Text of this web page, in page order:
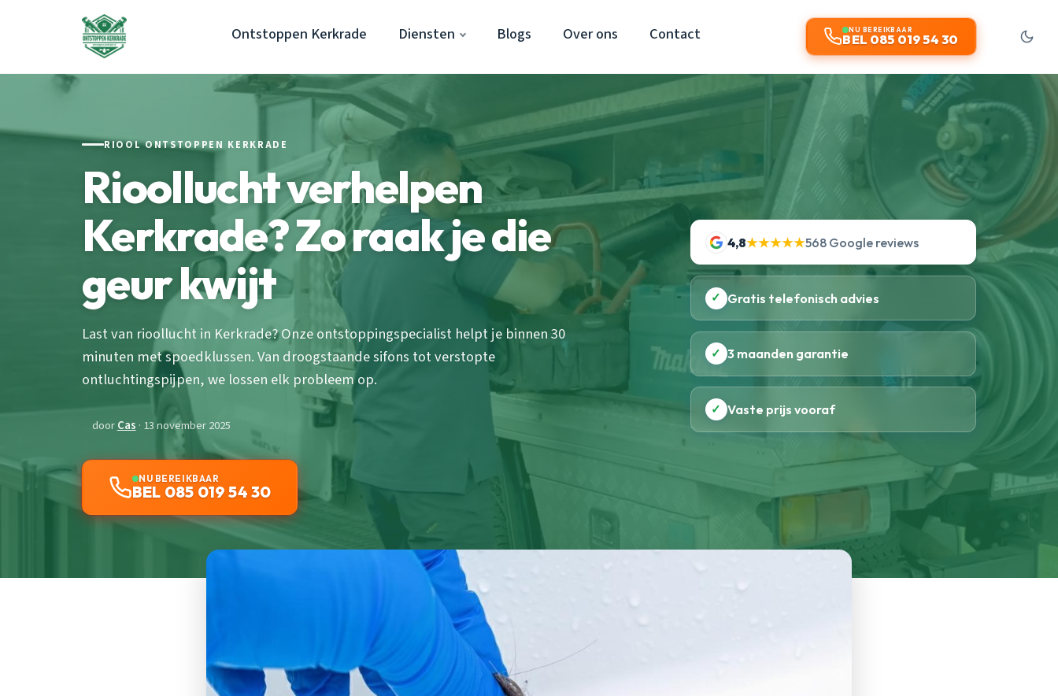
Ontstoppen Kerkrade Diensten Blogs Over ons Contact NU BEREIKBAAR
BEL 085 019 54 30
RIOOL ONTSTOPPEN KERKRADE
Rioollucht verhelpen
Kerkrade? Zo raak je die
geur kwijt
Last van rioollucht in Kerkrade? Onze ontstoppingspecialist helpt je binnen 30
minuten met spoedklussen. Van droogstaande sifons tot verstopte
ontluchtingspijpen, we lossen elk probleem op.
doorCas · 13 november 2025
NU BEREIKBAAR
BEL 085 019 54 30
4,8★★★★★568 Google reviews
✓ Gratis telefonisch advies
✓ 3 maanden garantie
✓ Vaste prijs vooraf